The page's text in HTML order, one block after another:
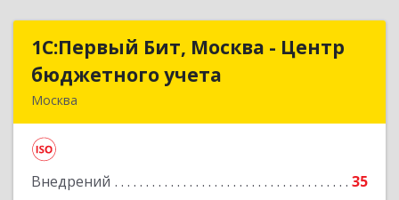
1С:Первый Бит, Москва - Центр
бюджетного учета
Москва
Внедрений
35
1С:Первый Бит, Москва - Центр
бюджетного учета
Подробнее